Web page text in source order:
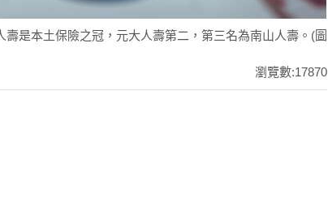
是本土保險之冠，元大人壽第二，第三名為南山人壽。(圖
瀏覽數:17870